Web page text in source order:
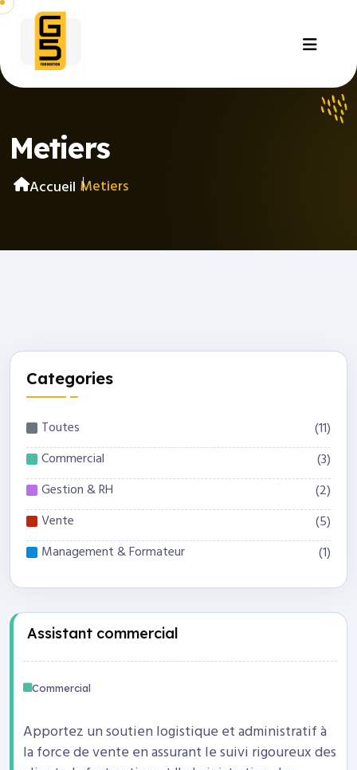
Metiers
Accueil Metiers
Categories
Toutes
(11)
Commercial
(3)
Gestion & RH
(2)
Vente
(5)
Management & Formateur
(1)
Assistant commercial
Commercial
Apportez un soutien logistique et administratif à
la force de vente en assurant le suivi rigoureux des